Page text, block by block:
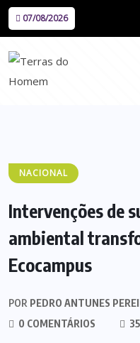
07/08/2026
NACIONAL
Intervenções de
ambiental
Ecocampus
POR PEDRO ANTUNES
0 COMENTÁRIOS